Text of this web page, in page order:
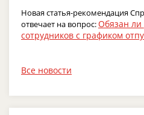
Новая статья-рекомендация
отвечает на вопрос:Обязан ли
сотрудников с графиком
Все новости